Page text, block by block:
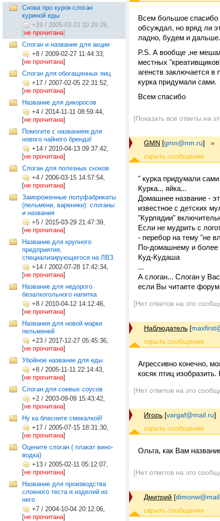
Снова про курок-слоган
куриной еды
+19 / 2005-03-23 10:20:29,
[не прочитана]
Слоган и название для акции
+8 / 2009-02-27 11:44:33,
[не прочитана]
Слоган для обогащенных яиц
+17 / 2007-02-05 22:31:52,
[не прочитана]
Название для дикоросов
+4 / 2014-11-11 08:59:44,
[не прочитана]
Помогите с названием для
нового чайного бренда!
+14 / 2010-04-13 09:37:42,
[не прочитана]
Cлоган для полезных снэков
+4 / 2006-03-15 14:57:54,
[не прочитана]
Замороженные полуфабрикаты
(пельмени, вареники): слоганы
и названия
+5 / 2015-03-29 21:47:39,
[не прочитана]
Название для крупного
предприятия,
специализирующегося на ЛВЗ.
+14 / 2002-07-28 17:42:34,
[не прочитана]
Название для недорого
безалкогольного напитка
+8 / 2010-04-12 14:12:46,
[не прочитана]
Названия для новой марки
пельменей
+23 / 2017-12-27 05:45:36,
[не прочитана]
Убойное название для еды
+8 / 2005-11-11 22:14:43,
[не прочитана]
Слоган для соевых соусов
+2 / 2003-09-09 15:43:42,
[не прочитана]
Ну ка блесните смекалкой!
+17 / 2005-07-15 18:31:30,
[не прочитана]
Оцените слоган ( плакат вино-
водка)
+13 / 2005-02-11 05:12:07,
[не прочитана]
Название для производства
слоеного теста и изделий из
него
+7 / 2004-10-04 20:12:06,
[не прочитана]
Всем большое спасибо
обсуждал, но вряд ли
ладно, будем и дальше.
P.S. А вообще ,не
местных
агенств заключается
курка придумали сами.
Всем спасибо
[Показать все ответы на
GMN [gmn@nm.ru] »
" курка придумали
Курка... яйка...
Домашнее название -
известное с детских
"Курлядии"
Если не мудрить с
- перебор на тему "не
По-домашнему и более
Куд-Кудаша
...
А слоган... Слоган у
если Вы читаете
[Нет ответов на это
Наблюдатель [
Агрессивно конечно,
косяк птиц
[Нет ответов на это
Игорь [vargaf@mail.ru]
Ольга, как Вам
[Нет ответов на это
Дмитрий [